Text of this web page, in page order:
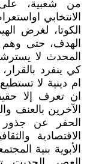
من شعبية، على
الانتخابي
الكوتا، لغرض
الهدف، حتى وهم
المحدث لا
كي ينفرد
ام دينية لا
ان تعرف إلا
الآخرين بالعنف
الحفر عن جذور
الاقتصادية
الأبوية بنية